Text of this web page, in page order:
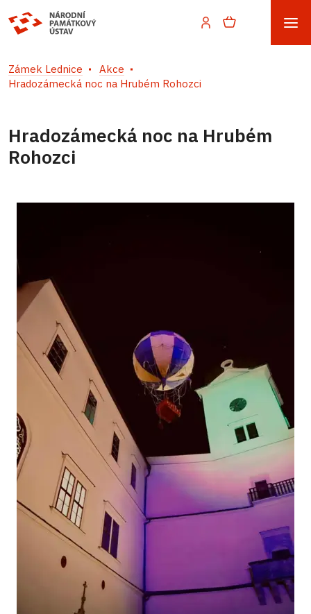
Zámek Lednice
Akce
Hradozámecká noc na Hrubém Rohozci
Hradozámecká noc na Hrubém
Rohozci